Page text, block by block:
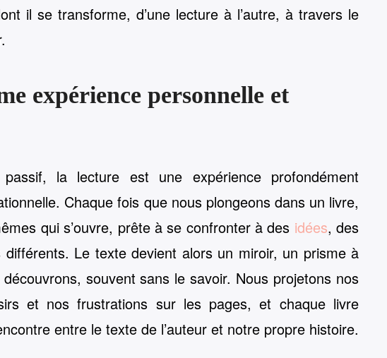
il se transforme, d’une lecture à l’autre, à travers le
expérience personnelle et
la lecture est une expérience profondément
Chaque fois que nous plongeons dans un livre,
qui s’ouvre, prête à se confronter à des idées, des
Le texte devient alors un miroir, un prisme à
souvent sans le savoir. Nous projetons nos
et nos frustrations sur les pages, et chaque livre
entre le texte de l’auteur et notre propre histoire.